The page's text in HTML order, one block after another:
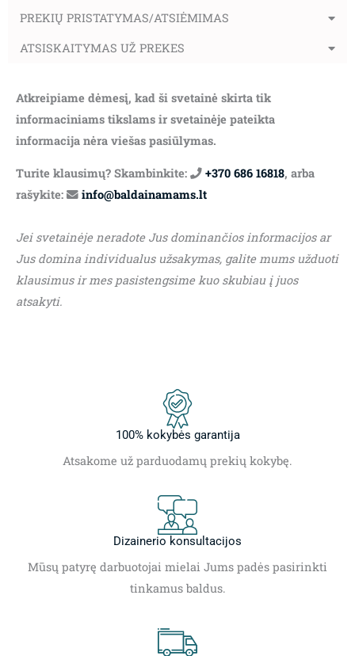
PREKIŲ PRISTATYMAS/ATSIĖMIMAS
ATSISKAITYMAS UŽ PREKES
Atkreipiame dėmesį, kad ši svetainė skirta tik
informaciniams tikslams ir svetainėje pateikta
informacija nėra viešas pasiūlymas.
Turite klausimų? Skambinkite: +370 686 16818, arba
rašykite:
info@baldainamams.lt
Jei svetainėje neradote Jus dominančios informacijos ar
Jus domina individualus užsakymas, galite mums užduoti
klausimus ir mes pasistengsime kuo skubiau į juos
atsakyti.
100% kokybės garantija
Atsakome už parduodamų prekių kokybę.
Dizainerio konsultacijos
Mūsų patyrę darbuotojai mielai Jums padės pasirinkti
tinkamus baldus.